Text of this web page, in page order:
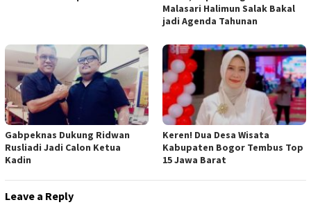
Malasari Halimun Salak Bakal
jadi Agenda Tahunan
Gabpeknas Dukung Ridwan
Rusliadi Jadi Calon Ketua
Kadin
Keren! Dua Desa Wisata
Kabupaten Bogor Tembus Top
15 Jawa Barat
Leave a Reply